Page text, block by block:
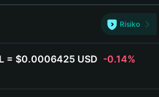
Risiko
= $0.0006425 USD -0.14%